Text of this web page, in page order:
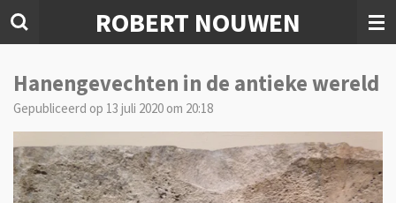
Ga
de
hoofdinhoud
ROBERT NOUWEN
Hanengevechten in de antieke wereld
Gepubliceerd op 13 juli 2020 om 20:18